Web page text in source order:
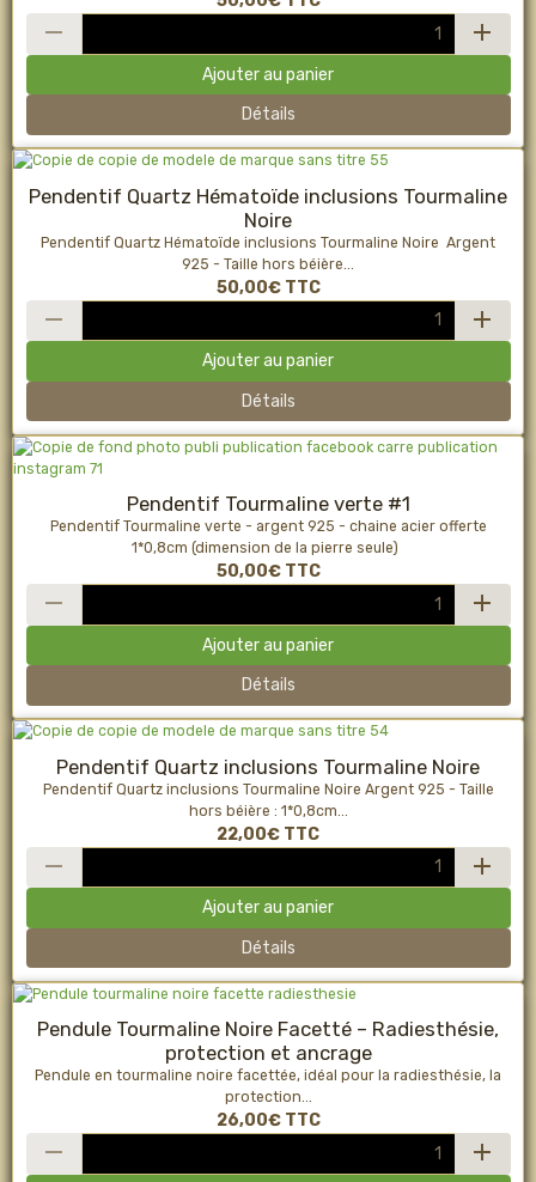
Ajouter au panier
Détails
Pendentif Quartz Hématoïde inclusions Tourmaline
Noire
Pendentif Quartz Hématoïde inclusions Tourmaline Noire Argent
925 - Taille hors béière...
50,00€ TTC
Ajouter au panier
Détails
Pendentif Tourmaline verte #1
Pendentif Tourmaline verte - argent 925 - chaine acier offerte
1*0,8cm (dimension de la pierre seule)
50,00€ TTC
Ajouter au panier
Détails
Pendentif Quartz inclusions Tourmaline Noire
Pendentif Quartz inclusions Tourmaline Noire Argent 925 - Taille
hors béière : 1*0,8cm...
22,00€ TTC
Ajouter au panier
Détails
Pendule Tourmaline Noire Facetté – Radiesthésie,
protection et ancrage
Pendule en tourmaline noire facettée, idéal pour la radiesthésie, la
protection...
26,00€ TTC